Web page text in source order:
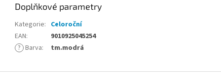
Doplňkové parametry
Kategorie: Celoroční
EAN:
9010925045254
? Barva: tm.modrá